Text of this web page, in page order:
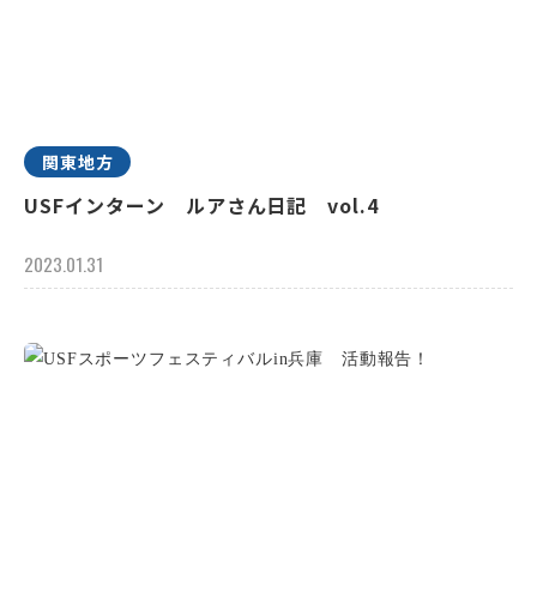
関東地方
USFインターン ルアさん日記 vol.4
2023.01.31